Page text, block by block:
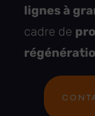
lignes à
cadre de